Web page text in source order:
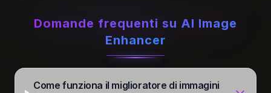
Domande frequenti su AI Image
Enhancer
Come funziona il miglioratore di immagini